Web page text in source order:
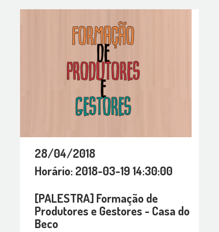
28/04/2018
Horário: 2018-03-19 14:30:00
[PALESTRA] Formação de
Produtores e Gestores - Casa do
Beco